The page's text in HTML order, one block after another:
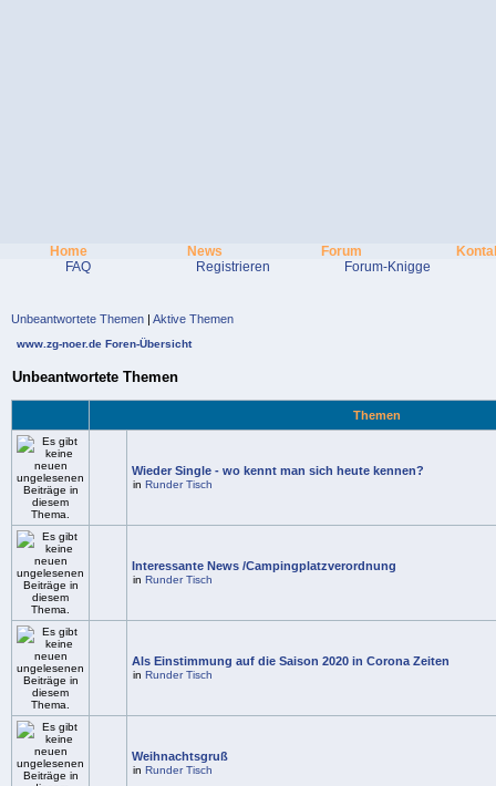
Home News Forum
FAQ
Registrieren Forum-Knigge
Unbeantwortete Themen | Aktive Themen
www.zg-noer.de Foren-Übersicht
Unbeantwortete Themen
Themen
Wieder Single - wo kennt man sich heute kennen?
in Runder Tisch
Interessante News /Campingplatzverordnung
in Runder Tisch
Als Einstimmung auf die Saison 2020 in Corona Zeiten
in Runder Tisch
Weihnachtsgruß
in Runder Tisch